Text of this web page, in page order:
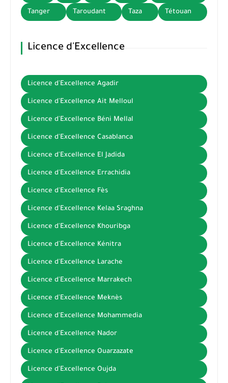
Tanger Taroudant Taza Tétouan
Licence d'Excellence
Licence d'Excellence Agadir
Licence d'Excellence Ait Melloul
Licence d'Excellence Béni Mellal
Licence d'Excellence Casablanca
Licence d'Excellence El Jadida
Licence d'Excellence Errachidia
Licence d'Excellence Fès
Licence d'Excellence Kelaa Sraghna
Licence d'Excellence Khouribga
Licence d'Excellence Kénitra
Licence d'Excellence Larache
Licence d'Excellence Marrakech
Licence d'Excellence Meknès
Licence d'Excellence Mohammedia
Licence d'Excellence Nador
Licence d'Excellence Ouarzazate
Licence d'Excellence Oujda